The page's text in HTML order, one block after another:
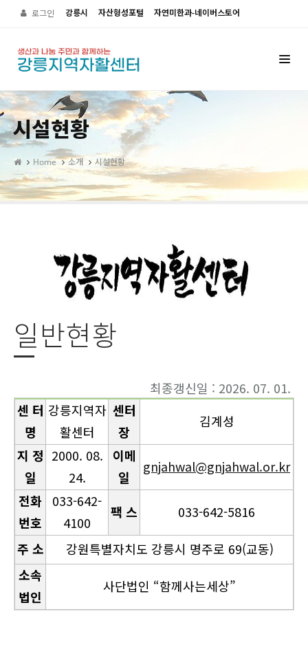
로그인 강릉시 자산형성포털 자연미한과-네이버스토어
시설현황
Home 소개 시설현황
일반현황
최종갱신일 : 2026. 07. 01.
센 터
명
강릉지역자
활센터
센터
장
김계성
지 정
일
2000. 08.
24.
이메
일
gnjahwal@gnjahwal.or.kr
전화
번호
033-642-
4100
팩 스 033-642-5816
주 소
강원특별자치도 강릉시 명주로 69(교동)
소속
법인
사단법인 “함께사는세상”